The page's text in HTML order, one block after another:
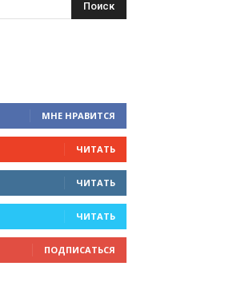
МНЕ НРАВИТСЯ
ЧИТАТЬ
ЧИТАТЬ
ЧИТАТЬ
ПОДПИСАТЬСЯ